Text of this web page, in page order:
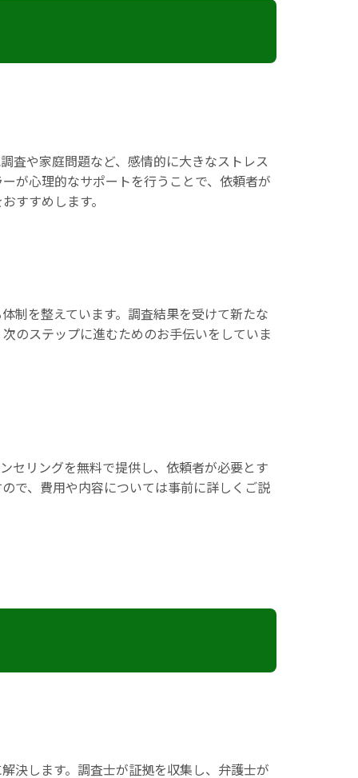
査や家庭問題など、感情的に大きなストレス
が心理的なサポートを行うことで、依頼者が
すすめします。
制を整えています。調査結果を受けて新たな
のステップに進むためのお手伝いをしていま
セリングを無料で提供し、依頼者が必要とす
で、費用や内容については事前に詳しくご説
決します。調査士が証拠を収集し、弁護士が